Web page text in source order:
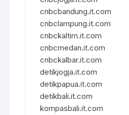
cnbcbandung.it.com
cnbclampung.it.com
cnbckaltim.it.com
cnbcmedan.it.com
cnbckalbar.it.com
detikjogja.it.com
detikpapua.it.com
detikbali.it.com
kompasbali.it.com